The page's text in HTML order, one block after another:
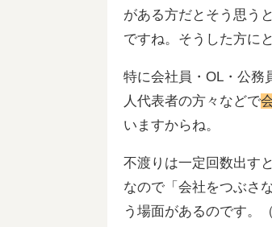
がある方だとそう思う
ですね。そうした方に
特に会社員・OL・公務
人代表者の方々などで
いますからね。
不渡りは一定回数出す
なので「会社をつぶさ
う場面があるのです。